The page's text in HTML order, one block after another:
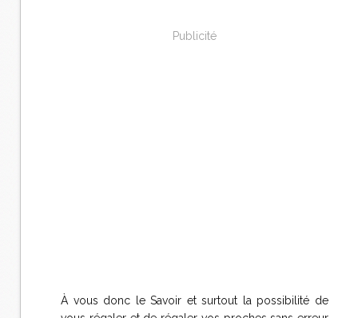
Publicité
À vous donc le Savoir et surtout la possibilité de